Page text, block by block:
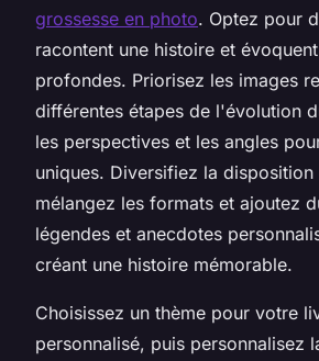
grossesse en photo. Optez pour
racontent une histoire et
profondes. Priorisez les images
différentes étapes de l'évolution
les perspectives et les angles
uniques. Diversifiez la
mélangez les formats et ajoutez
légendes et anecdotes
créant une histoire mémorable.
Choisissez un thème pour votre
personnalisé, puis personnalisez